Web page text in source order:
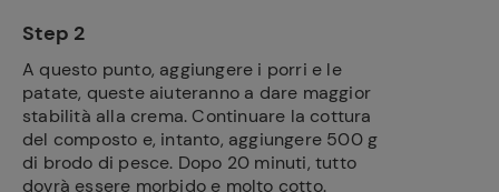
Step 2
A questo punto, aggiungere i porri e le
patate, queste aiuteranno a dare maggior
stabilità alla crema. Continuare la cottura
del composto e, intanto, aggiungere 500 g
di brodo di pesce. Dopo 20 minuti, tutto
dovrà essere morbido e molto cotto.